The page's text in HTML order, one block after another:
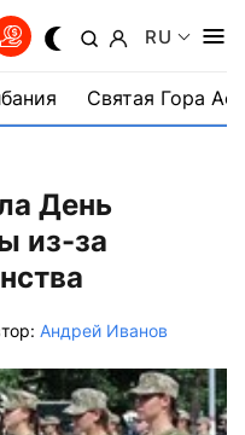
RU
Святая Гора
День
из-за
Андрей Иванов